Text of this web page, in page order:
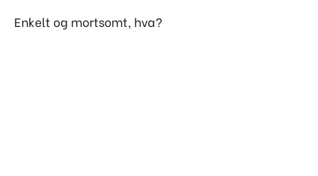
Enkelt og mortsomt, hva?